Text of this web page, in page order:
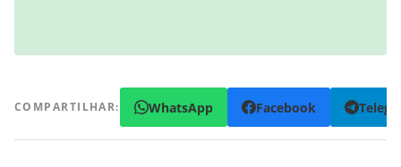
COMPARTILHAR: WhatsApp Facebook